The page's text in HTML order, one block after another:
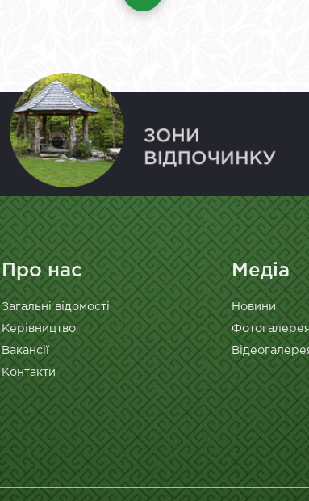
Про нас
Загальні відомості
Керівництво
Вакансії
Контакти
Медіа
Новини